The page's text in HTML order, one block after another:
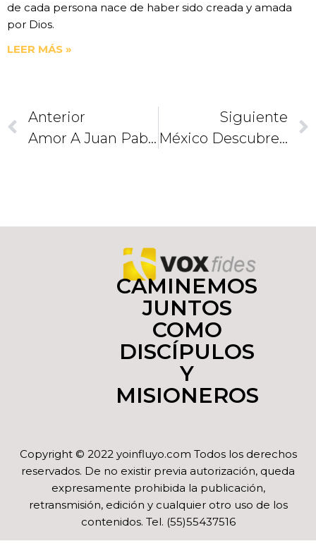
de cada persona nace de haber sido creada y amada
por Dios.
LEER MÁS »
Anterior
Amor A Juan Pablo II Se Transfiere A Benedicto XVI: CEM
Siguiente
México Descubre Al Verdadero Benedicto XVI
CAMINEMOS
JUNTOS
COMO
DISCÍPULOS
Y
MISIONEROS
Copyright © 2022 yoinfluyo.com Todos los derechos
reservados. De no existir previa autorización, queda
expresamente prohibida la publicación,
retransmisión, edición y cualquier otro uso de los
contenidos. Tel. (55)55437516